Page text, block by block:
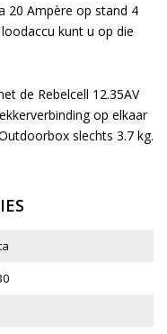
20 Ampère op stand 4
kunt u op die
de Rebelcell 12.35AV
op elkaar
slechts 3.7 kg.